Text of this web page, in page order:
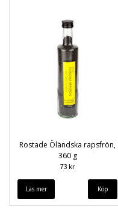
Rostade Öländska rapsfrön,
360 g
73 kr
Läs mer